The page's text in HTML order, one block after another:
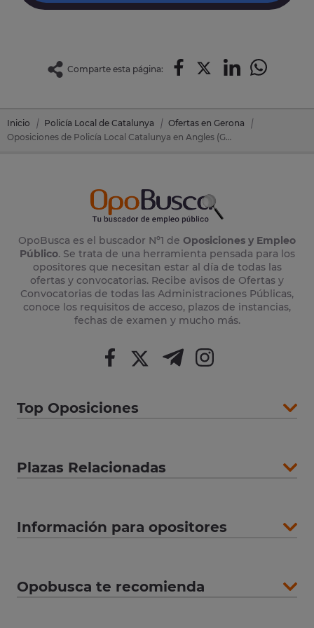
Comparte esta página:
Inicio Policía Local de Catalunya
Ofertas en Gerona
Oposiciones de Policía Local Catalunya en Angles (Gerona)
OpoBusca es el buscador Nº1 de Oposiciones y Empleo
Público. Se trata de una herramienta pensada para los
opositores que necesitan estar al día de todas las
ofertas y convocatorias. Recibe avisos de Ofertas y
Convocatorias de todas las Administraciones Públicas,
conoce los requisitos de acceso, plazos de instancias,
fechas de examen y mucho más.
Top Oposiciones
Plazas Relacionadas
Información para opositores
Opobusca te recomienda